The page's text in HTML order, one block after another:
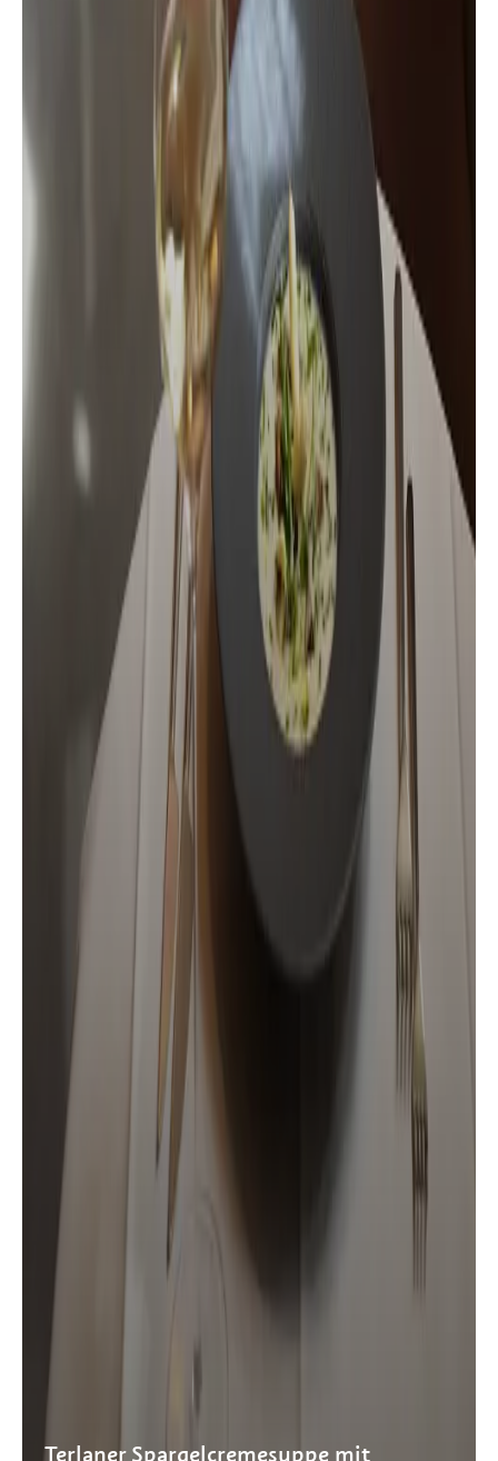
Terlaner Spargelcremesuppe mit